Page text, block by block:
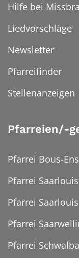
Hilfe bei
Liedvorschläge
Newsletter
Pfarreifinder
Stellenanzeigen
Pfarreien/-
Pfarrei Bous-
Pfarrei
Pfarrei
Pfarrei
Pfarrei